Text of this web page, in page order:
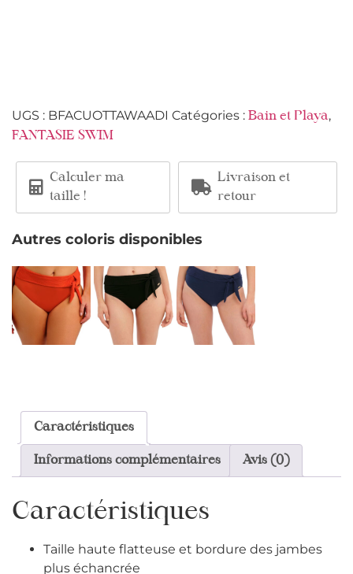
UGS : BFACUOTTAWAADI Catégories : Bain et Playa,
FANTASIE SWIM
Calculer ma
taille !
Livraison et
retour
Autres coloris disponibles
Caractéristiques
Informations complémentaires Avis (0)
Caractéristiques
Taille haute flatteuse et bordure des jambes
plus échancrée